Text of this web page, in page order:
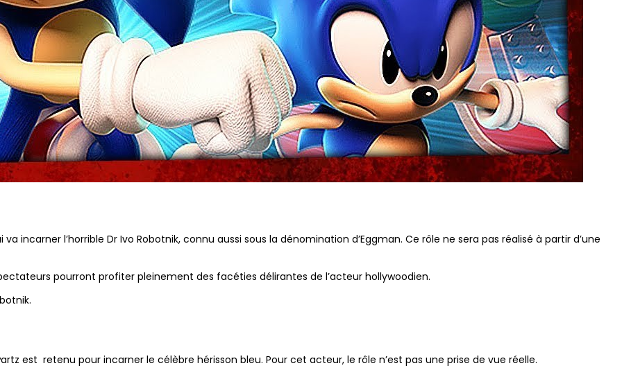
incarner l’horrible Dr Ivo Robotnik, connu aussi sous la dénomination d’Eggman. Ce rôle ne sera pas réalisé à partir d’une
pourront profiter pleinement des facéties délirantes de l’acteur hollywoodien.
est retenu pour incarner le célèbre hérisson bleu. Pour cet acteur, le rôle n’est pas une prise de vue réelle.